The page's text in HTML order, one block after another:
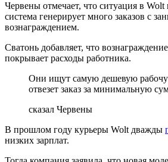
Червены отмечает, что ситуация в
система генерирует много заказов с
вознаграждением.
Сватонь добавляет, что
покрывает расходы работника.
Они ищут самую дешевую
отвезет заказ за минимальную
сказал Червены
В прошлом году курьеры Wolt дважды
низких зарплат.